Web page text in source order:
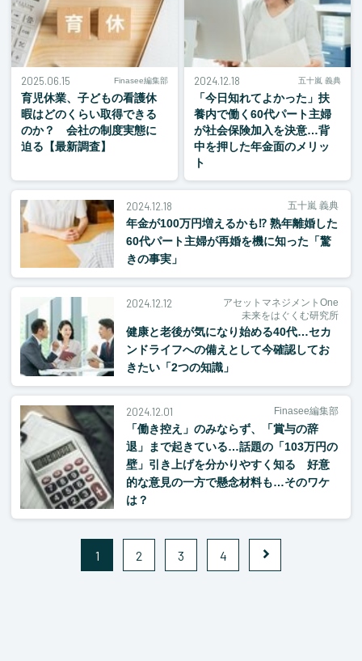
2025.06.15 Finasee編集部
育児休業、子どもの看護休
暇はどのくらい取得できる
のか？ 会社の制度実態に
迫る【最新調査】
2024.12.18 五十嵐 義典
「今日知れてよかった」扶
養内で働く60代パート主婦
が社会保険加入を決意…背
中を押した年金面のメリッ
ト
2024.12.18 五十嵐 義典
年金が100万円増えるかも⁉ 熟年離婚した
60代パート主婦が再婚を機に知った「驚
きの事実」
2024.12.12
アセットマネジメントOne
未来をはぐくむ研究所
健康と老後が気になり始める40代…セカ
ンドライフへの備えとして今確認してお
きたい「2つの知識」
2024.12.01 Finasee編集部
「働き控え」のみならず、「賞与の辞
退」まで起きている…話題の「103万円の
壁」引き上げを分かりやすく知る 好意
的な意見の一方で懸念材料も…そのワケ
は？
1 2 3 4